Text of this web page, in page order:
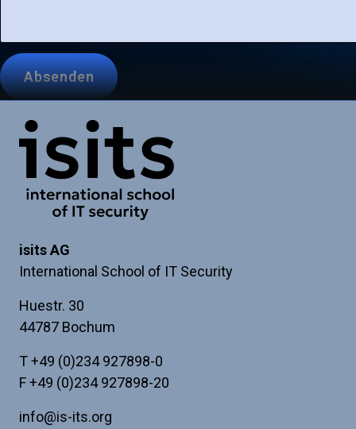
Leave
this
blank
you're
human
Absenden
Link zur Startseite
isits AG
International School of IT Security
Huestr. 30
44787 Bochum
T+49 (0)234 927898-0
F +49 (0)234 927898-20
info@is-its.org